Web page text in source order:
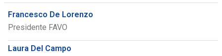
Francesco De Lorenzo
Presidente FAVO
Laura Del Campo